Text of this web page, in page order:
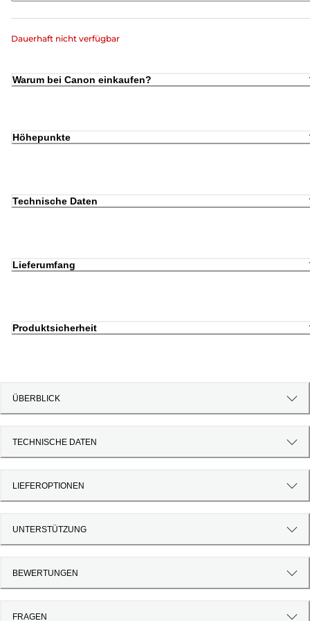
Dauerhaft nicht verfügbar
Warum bei Canon einkaufen?
Höhepunkte
Technische Daten
Lieferumfang
Produktsicherheit
ÜBERBLICK
TECHNISCHE DATEN
LIEFEROPTIONEN
UNTERSTÜTZUNG
BEWERTUNGEN
FRAGEN